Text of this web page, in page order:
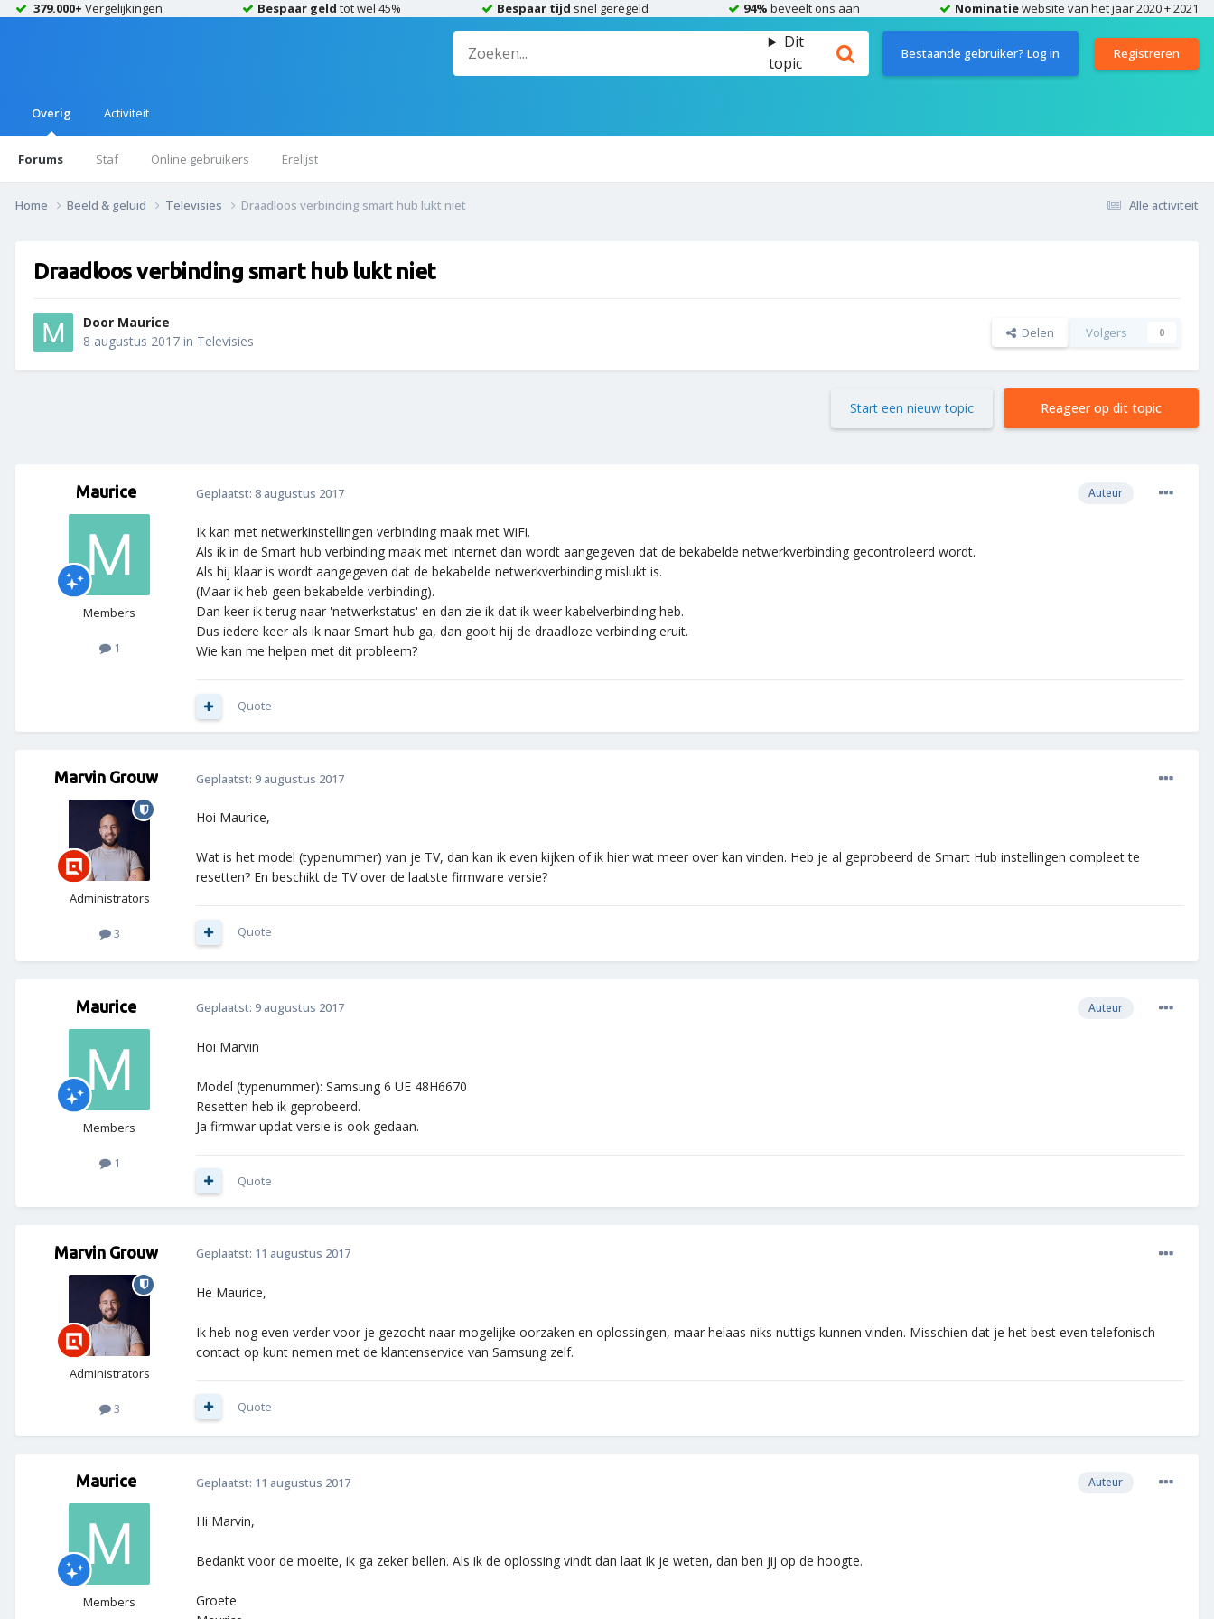
379.000+ Vergelijkingen Bespaar geld tot wel 45% Bespaar tijd snel geregeld 94% beveelt ons aan Nominatiewebsite van het jaar 2020 + 2021
Dit
topic
Bestaande gebruiker? Log in Registreren
Overig
Forums Staf Online gebruikers Erelijst
Activiteit
Alle activiteit
Home Beeld & geluid Televisies Draadloos verbinding smart hub lukt niet
Draadloos verbinding smart hub lukt niet
Door Maurice
8 augustus 2017 in Televisies Delen Volgers 0
Reageer op dit topic
Start een nieuw topic
Maurice
Members
1
Auteur
Geplaatst: 8 augustus 2017
Ik kan met netwerkinstellingen verbinding maak met WiFi.
Als ik in de Smart hub verbinding maak met internet dan wordt aangegeven dat de bekabelde netwerkverbinding gecontroleerd wordt.
Als hij klaar is wordt aangegeven dat de bekabelde netwerkverbinding mislukt is.
(Maar ik heb geen bekabelde verbinding).
Dan keer ik terug naar 'netwerkstatus' en dan zie ik dat ik weer kabelverbinding heb.
Dus iedere keer als ik naar Smart hub ga, dan gooit hij de draadloze verbinding eruit.
Wie kan me helpen met dit probleem?
Quote
Marvin Grouw
Administrators
3
Geplaatst: 9 augustus 2017
Hoi Maurice,
Wat is het model (typenummer) van je TV, dan kan ik even kijken of ik hier wat meer over kan vinden. Heb je al geprobeerd de Smart Hub instellingen compleet te
resetten? En beschikt de TV over de laatste firmware versie?
Quote
Maurice
Members
1
Auteur
Geplaatst: 9 augustus 2017
Hoi Marvin
Model (typenummer): Samsung 6 UE 48H6670
Resetten heb ik geprobeerd.
Ja firmwar updat versie is ook gedaan.
Quote
Marvin Grouw
Administrators
3
Geplaatst: 11 augustus 2017
He Maurice,
Ik heb nog even verder voor je gezocht naar mogelijke oorzaken en oplossingen, maar helaas niks nuttigs kunnen vinden. Misschien dat je het best even telefonisch
contact op kunt nemen met de klantenservice van Samsung zelf.
Quote
Maurice
Members
Auteur
Geplaatst: 11 augustus 2017
Hi Marvin,
Bedankt voor de moeite, ik ga zeker bellen. Als ik de oplossing vindt dan laat ik je weten, dan ben jij op de hoogte.
Groete